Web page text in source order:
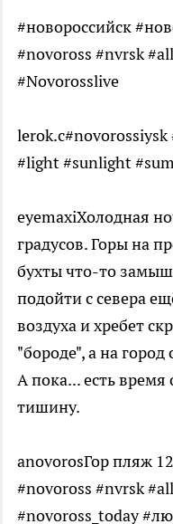
#новороссийск
#novoross #nvrsk
#Novorosslive
#light #sunlight
eyemaxiХолодная
градусов. Горы на
бухты что-то
подойти с севера
воздуха и хребет
"бороде", а на
А пока... есть
тишину.
anovorosГор пляж
#novoross #nvrsk
#novoross_today